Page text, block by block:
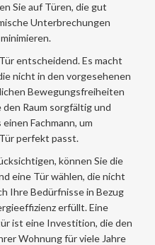
Sie auf Türen, die gut
Unterbrechungen
entscheidend. Es macht
nicht in den vorgesehenen
Bewegungsfreiheiten
Raum sorgfältig und
Fachmann, um
perfekt passt.
können Sie die
eine Tür wählen, die nicht
Ihre Bedürfnisse in Bezug
erfüllt. Eine
ist eine Investition, die den
Wohnung für viele Jahre